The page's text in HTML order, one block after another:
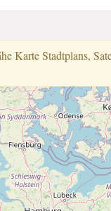
Karte Stadtplans,